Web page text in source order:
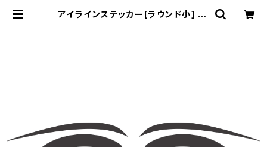
アイラインステッカー[ラウンド小] Ey